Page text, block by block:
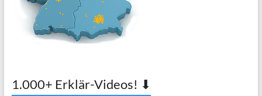
1.000+ Erklär-Videos! ⬇